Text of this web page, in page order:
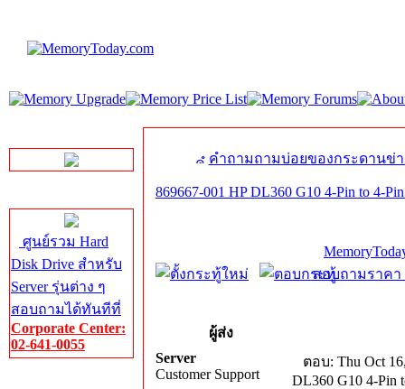
ศูนย์รวม Hard
Disk Drive สำหรับ
Server รุ่นต่าง ๆ
สอบถามได้ทันทีที่
Corporate Center:
02-641-0055
คำถามถามบ่อยของกระดานข่
869667-001 HP DL360 G10 4-Pin to 4-
สอบถามราคา
ผู้ส่ง
Server
Customer Support
ตอบ: Thu Oct
DL360 G10 4-Pin